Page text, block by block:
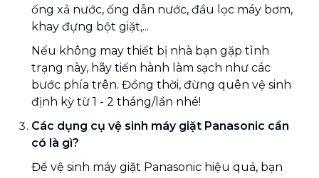
ống xả nước, ống dẫn nước, đầu lọc máy bơm,
khay đựng bột giặt,...
Nếu không may thiết bị nhà bạn gặp tình
trạng này, hãy tiến hành làm sạch như các
bước phía trên. Đồng thời, đừng quên vệ sinh
định kỳ từ 1 - 2 tháng/lần nhé!
Các dụng cụ vệ sinh máy giặt Panasonic cần
có là gì?
Để vệ sinh máy giặt Panasonic hiệu quả, bạn